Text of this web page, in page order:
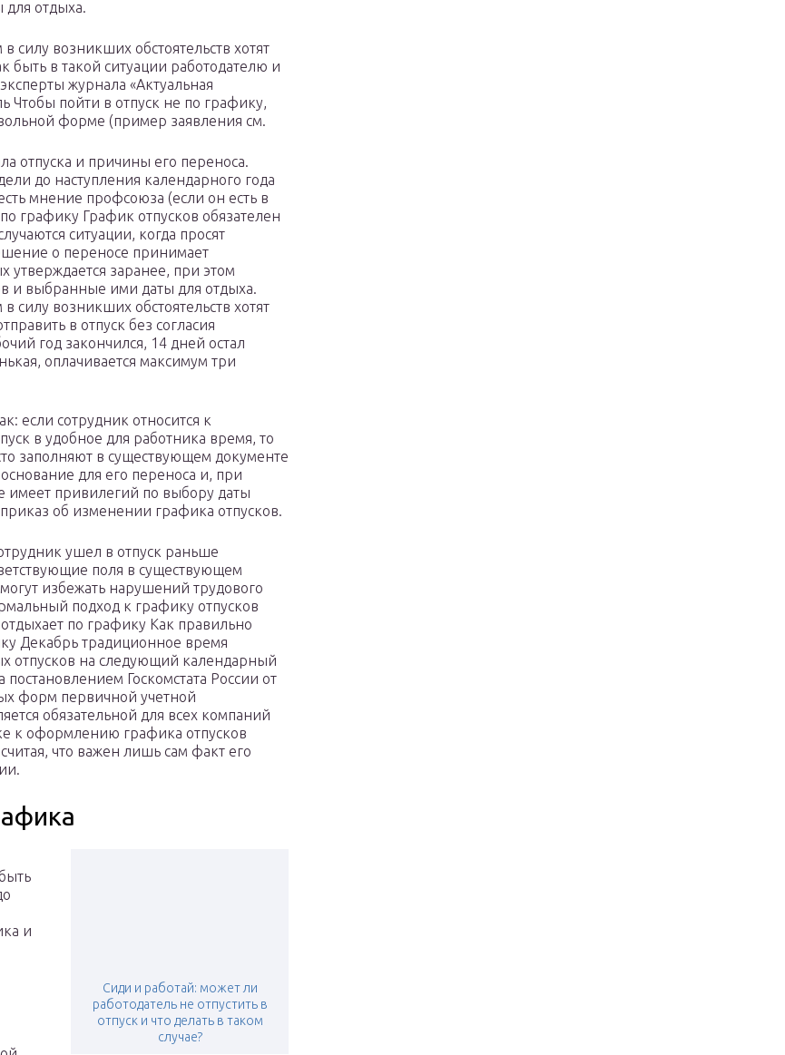
отдыха.
возникших обстоятельств хотят
быть в такой ситуации работодателю и
журнала «Актуальная
Чтобы пойти в отпуск не по графику,
форме (пример заявления см.
отпуска и причины его переноса.
до наступления календарного года
мнение профсоюза (если он есть в
графику График отпусков обязателен
ситуации, когда просят
о переносе принимает
заранее, при этом
и выбранные ими даты для отдыха.
возникших обстоятельств хотят
в отпуск без согласия
год закончился, 14 дней остал
оплачивается максимум три
если сотрудник относится к
в удобное для работника время, то
заполняют в существующем документе
для его переноса и, при
имеет привилегий по выбору даты
об изменении графика отпусков.
ушел в отпуск раньше
поля в существующем
избежать нарушений трудового
подход к графику отпусков
по графику Как правильно
Декабрь традиционное время
отпусков на следующий календарный
Госкомстата России от
форм первичной учетной
обязательной для всех компаний
к оформлению графика отпусков
что важен лишь сам факт его
Сиди и работай: может ли
работодатель не отпустить в
отпуск и что делать в таком
случае?
и